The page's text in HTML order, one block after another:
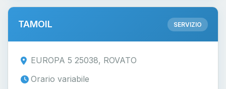
TAMOIL SERVIZIO
EUROPA 5 25038, ROVATO
Orario variabile